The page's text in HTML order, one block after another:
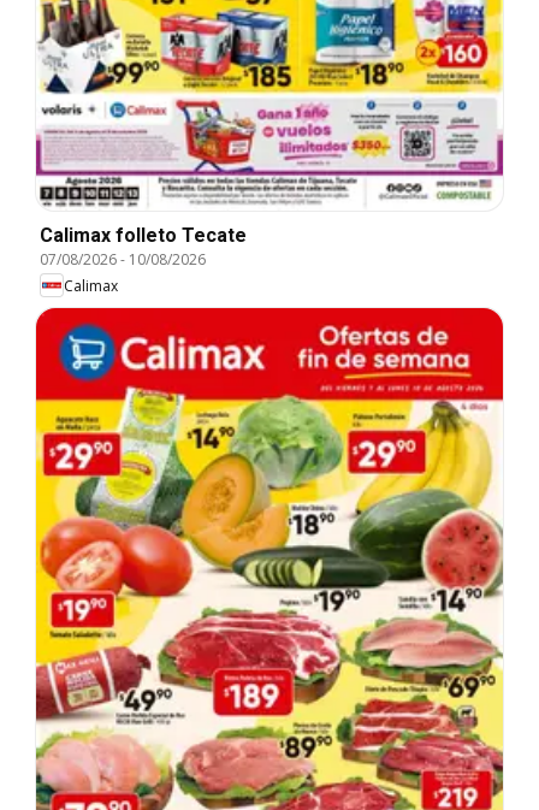
Calimax folleto Tecate
07/08/2026- 10/08/2026
Calimax